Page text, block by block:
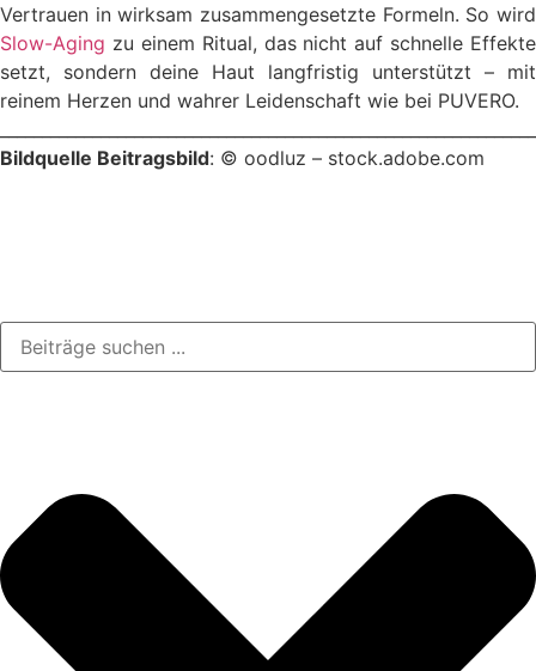
Vertrauen in wirksam zusammengesetzte Formeln. So wird
Slow-Aging zu einem Ritual, das nicht auf schnelle Effekte
setzt, sondern deine Haut langfristig unterstützt – mit
reinem Herzen und wahrer Leidenschaft wie bei PUVERO.
Bildquelle Beitragsbild: © oodluz – stock.adobe.com